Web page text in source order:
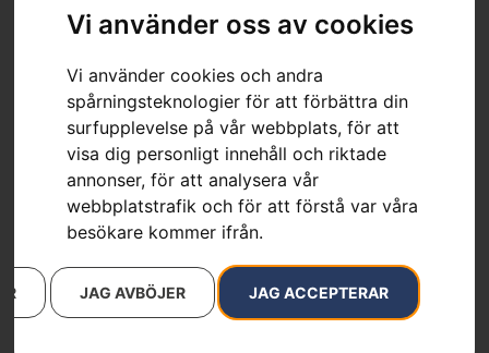
Vi använder oss av cookies
Vi använder cookies och andra
spårningsteknologier för att förbättra din
surfupplevelse på vår webbplats, för att
visa dig personligt innehåll och riktade
annonser, för att analysera vår
webbplatstrafik och för att förstå var våra
besökare kommer ifrån.
JAG ACCEPTERAR
JAG AVBÖJER